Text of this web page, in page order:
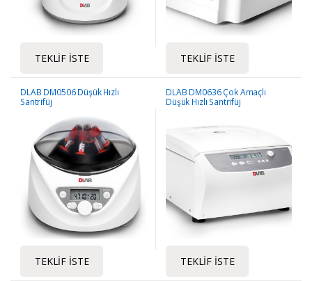
TEKLIF İSTE TEKLIF İSTE
DLAB DM0506 Düşük Hızlı
Santrifüj
TEKLIF İSTE
DLAB DM0636 Çok Amaçlı
Düşük Hızlı Santrifüj
TEKLIF İSTE